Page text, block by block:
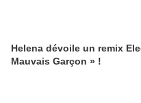
Helena dévoile un remix
Mauvais Garçon » !